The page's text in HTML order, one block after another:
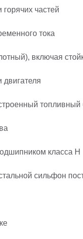
частей
тока
включая
класса H
сильфон